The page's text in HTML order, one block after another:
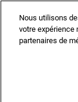
au
Escape
close
MIPIM
Nous utilisons
votre expérience
partenaires de